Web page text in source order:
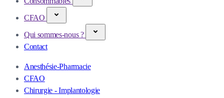
CFAO
Qui sommes-nous ?
Contact
Anesthésie-Pharmacie
CFAO
Chirurgie - Implantologie